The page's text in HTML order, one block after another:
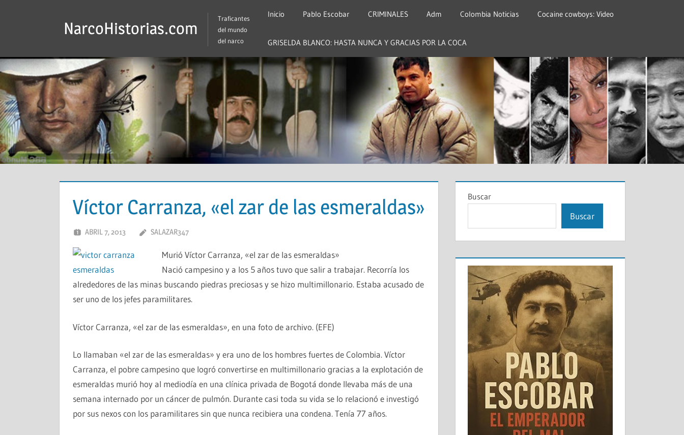
NarcoHistorias.com
Traficantes
del mundo
del narco
Inicio Pablo Escobar CRIMINALES Adm Colombia Noticias Cocaine cowboys: Video
GRISELDA BLANCO: HASTA NUNCA Y GRACIAS POR LA COCA
Víctor Carranza, «el zar de las esmeraldas»
ABRIL 7, 2013 SALAZAR347
Murió Víctor Carranza, «el zar de las esmeraldas»
Nació campesino y a los 5 años tuvo que salir a trabajar. Recorría los
alrededores de las minas buscando piedras preciosas y se hizo multimillonario. Estaba acusado de
ser uno de los jefes paramilitares.
Víctor Carranza, «el zar de las esmeraldas», en una foto de archivo. (EFE)
Lo llamaban «el zar de las esmeraldas» y era uno de los hombres fuertes de Colombia. Víctor
Carranza, el pobre campesino que logró convertirse en multimillonario gracias a la explotación de
esmeraldas murió hoy al mediodía en una clínica privada de Bogotá donde llevaba más de una
semana internado por un cáncer de pulmón. Durante casi toda su vida se lo relacionó e investigó
por sus nexos con los paramilitares sin que nunca recibiera una condena. Tenía 77 años.
Buscar
Buscar